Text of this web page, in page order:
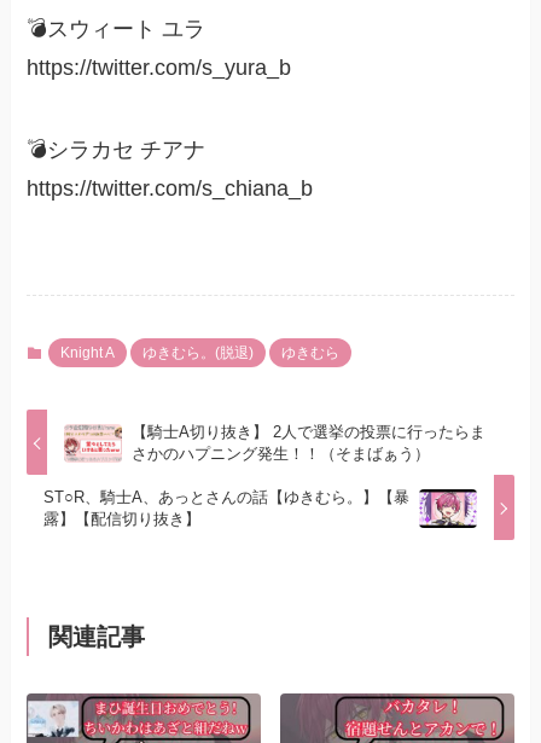
💣スウィート ユラ
https://twitter.com/s_yura_b
💣シラカセ チアナ
https://twitter.com/s_chiana_b
Knight A ゆきむら。(脱退) ゆきむら
【騎士A切り抜き】 2人で選挙の投票に行ったらま
さかのハプニング発生！！（そまばぁう）
ST○R、騎士A、あっとさんの話【ゆきむら。】【暴
露】【配信切り抜き】
関連記事